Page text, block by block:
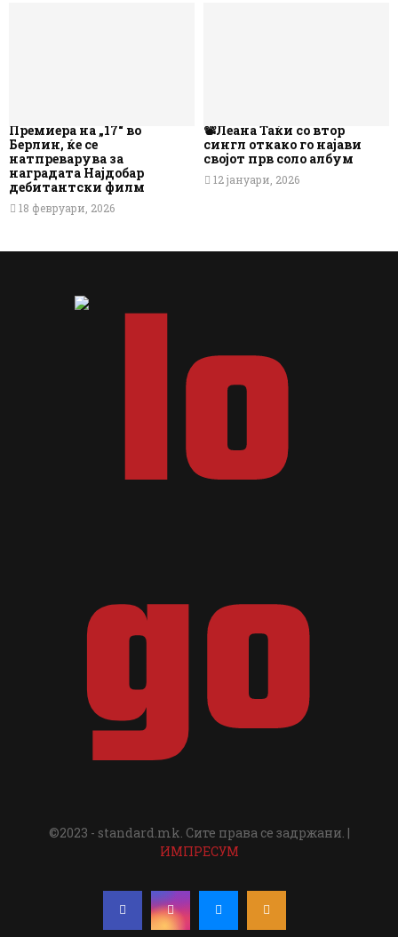
Премиера на „17“ во
Берлин, ќе се
натпреварува за
наградата Најдобар
дебитантски филм
18 февруари, 2026
📽️Леана Таќи со втор
сингл откако го најави
својот прв соло албум
12 јануари, 2026
©2023 - standard.mk. Сите права се задржани. |
ИМПРЕСУМ